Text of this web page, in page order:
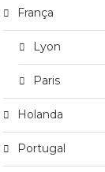
França
Lyon
Paris
Holanda
Portugal